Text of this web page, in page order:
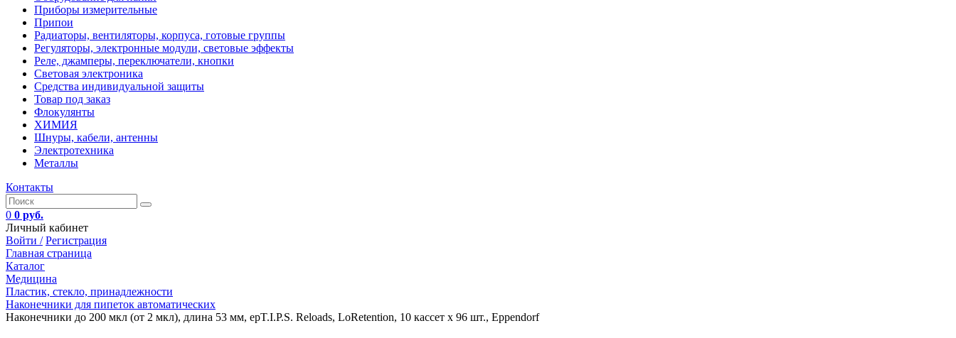
Приборы измерительные
Припои
Радиаторы, вентиляторы, корпуса, готовые группы
Регуляторы, электронные модули, световые эффекты
Реле, джамперы, переключатели, кнопки
Световая электроника
Средства индивидуальной защиты
Товар под заказ
Флокулянты
ХИМИЯ
Шнуры, кабели, антенны
Электротехника
Металлы
Контакты
0 0 руб.
Личный кабинет
Войти / Регистрация
Главная страница
Каталог
Медицина
Пластик, стекло, принадлежности
Наконечники для пипеток автоматических
Наконечники до 200 мкл (от 2 мкл), длина 53 мм, epT.I.P.S. Reloads, LoRetention, 10 кассет х 96 шт., Eppendorf